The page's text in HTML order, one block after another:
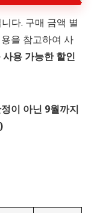
다. 구매 금액 별
을 참고하여 사
용 가능한 할인
이 아닌 9월까지